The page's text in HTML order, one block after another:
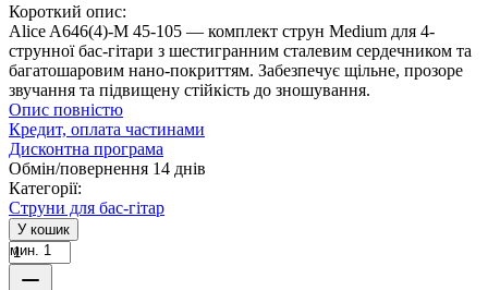
Короткий опис:
Alice A646(4)-M 45-105 — комплект струн Medium для 4-
струнної бас-гітари з шестигранним сталевим сердечником та
багатошаровим нано-покриттям. Забезпечує щільне, прозоре
звучання та підвищену стійкість до зношування.
Опис повністю
Кредит, оплата частинами
Дисконтна програма
Обмін/повернення 14 днів
Категорії:
Струни для бас-гітар
У кошик
мин. 1